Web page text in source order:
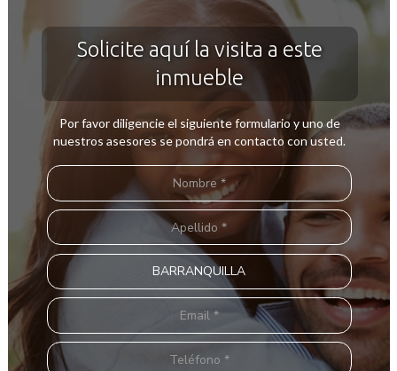
Solicite aquí la visita a este
inmueble
Por favor diligencie el siguiente formulario y uno de
nuestros asesores se pondrá en contacto con usted.